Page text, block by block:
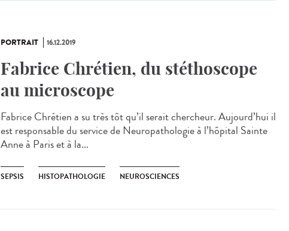
PORTRAIT 16.12.2019
Fabrice Chrétien, du stéthoscope
au microscope
Fabrice Chrétien a su très tôt qu’il serait chercheur. Aujourd’hui il
est responsable du service de Neuropathologie à l’hôpital Sainte
Anne à Paris​ et à la...
SEPSIS HISTOPATHOLOGIE NEUROSCIENCES